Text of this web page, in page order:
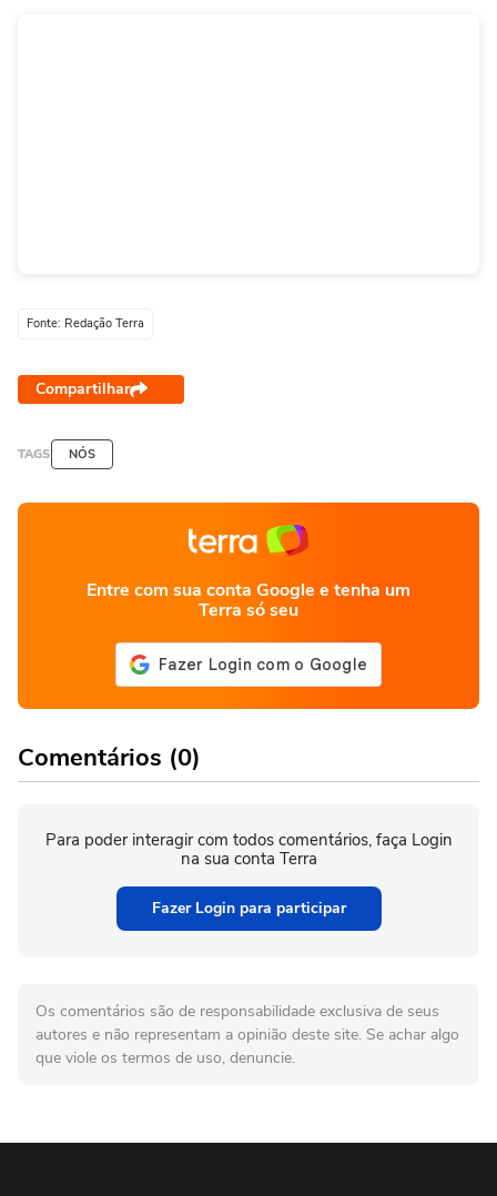
Fonte: Redação Terra
Compartilhar
TAGS NÓS
Entre com sua conta Google e tenha um
Terra só seu
Comentários (0)
Para poder interagir com todos comentários, faça Login
na sua conta Terra
Fazer Login para participar
Os comentários são de responsabilidade exclusiva de seus
autores e não representam a opinião deste site. Se achar algo
que viole os termos de uso, denuncie.